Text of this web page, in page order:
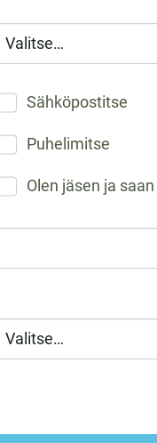
Sähköpostitse
Puhelimitse
Olen jäsen ja